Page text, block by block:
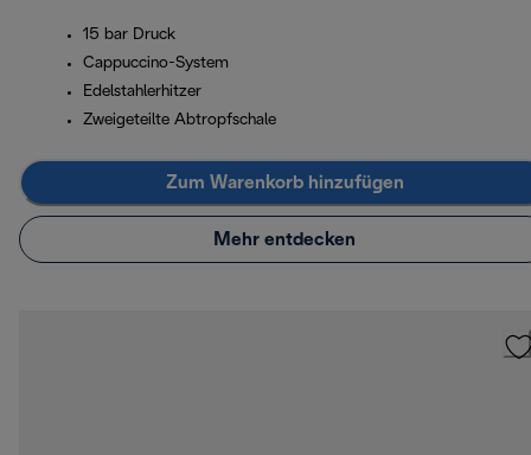
15 bar Druck
Cappuccino-System
Edelstahlerhitzer
Zweigeteilte Abtropfschale
Zum Warenkorb hinzufügen
Mehr entdecken